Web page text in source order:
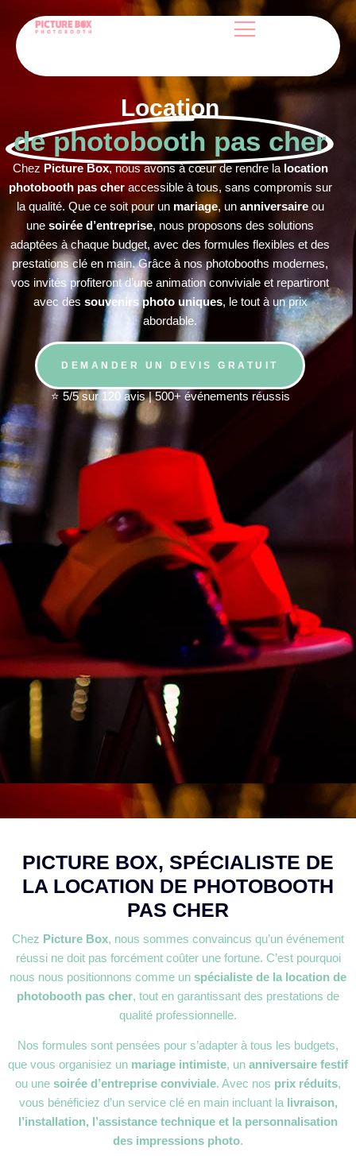
Location
de photobooth pas cher
Chez Picture Box, nous avons à cœur de rendre la location
photobooth pas cheraccessible à tous, sans compromis sur
la qualité. Que ce soit pour un mariage, un anniversaireou
une soirée d’entreprise, nous proposons des solutions
adaptées à chaque budget, avec des formules flexibles et des
prestations clé en main. Grâce à nos photobooths modernes,
vos invités profiteront d’une animation conviviale et repartiront
avec des souvenirs photo uniques, le tout à un prix
abordable.
DEMANDER UN DEVIS GRATUIT
⭐ 5/5 sur 120 avis | 500+ événements réussis
PICTURE BOX, SPÉCIALISTE DE
LA LOCATION DE PHOTOBOOTH
PAS CHER
Chez Picture Box, nous sommes convaincus qu’un événement
réussi ne doit pas forcément coûter une fortune. C’est pourquoi
nous nous positionnons comme un spécialiste de la location de
photobooth pas cher, tout en garantissant des prestations de
qualité professionnelle.
Nos formules sont pensées pour s’adapter à tous les budgets,
que vous organisiez un mariage intimiste, un anniversaire festif
ou une soirée d’entreprise conviviale. Avec nos prix réduits,
vous bénéficiez d’un service clé en main incluant la livraison,
l’installation, l’assistance technique et la personnalisation
des impressions photo.